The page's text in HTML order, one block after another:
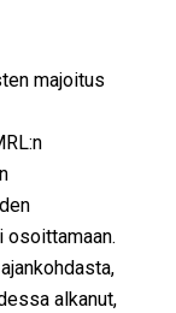
majoitus
alkanut,